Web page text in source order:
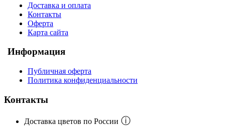
Доставка и оплата
Контакты
Оферта
Карта сайта
Информация
Публичная оферта
Политика конфиденциальности
Контакты
Доставка цветов по России ⓘ